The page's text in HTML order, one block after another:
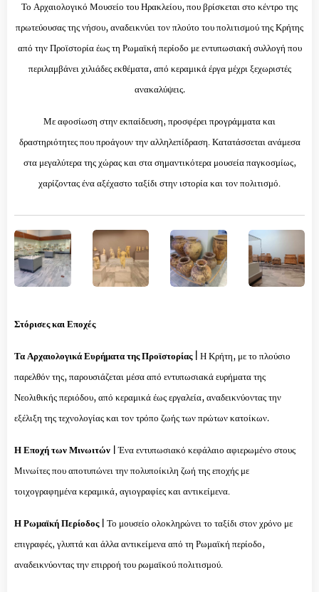
Το Αρχαιολογικό Μουσείο του Ηρακλείου, που βρίσκεται στο κέντρο της
πρωτεύουσας της νήσου, αναδεικνύει τον πλούτο του πολιτισμού της Κρήτης
από την Προϊστορία έως τη Ρωμαϊκή περίοδο με εντυπωσιακή συλλογή που
περιλαμβάνει χιλιάδες εκθέματα, από κεραμικά έργα μέχρι ξεχωριστές
ανακαλύψεις.
Με αφοσίωση στην εκπαίδευση, προσφέρει προγράμματα και
δραστηριότητες που προάγουν την αλληλεπίδραση. Κατατάσσεται ανάμεσα
στα μεγαλύτερα της χώρας και στα σημαντικότερα μουσεία παγκοσμίως,
χαρίζοντας ένα αξέχαστο ταξίδι στην ιστορία και τον πολιτισμό.
Στόρισες και Εποχές
Τα Αρχαιολογικά Ευρήματα της Προϊστορίας | Η Κρήτη, με το πλούσιο
παρελθόν της, παρουσιάζεται μέσα από εντυπωσιακά ευρήματα της
Νεολιθικής περιόδου, από κεραμικά έως εργαλεία, αναδεικνύοντας την
εξέλιξη της τεχνολογίας και τον τρόπο ζωής των πρώτων κατοίκων.
Η Εποχή των Μινωιτών |Ένα εντυπωσιακό κεφάλαιο αφιερωμένο στους
Μινωίτες που αποτυπώνει την πολυποίκιλη ζωή της εποχής με
τοιχογραφημένα κεραμικά, αγιογραφίες και αντικείμενα.
Η Ρωμαϊκή Περίοδος | Το μουσείο ολοκληρώνει το ταξίδι στον χρόνο με
επιγραφές, γλυπτά και άλλα αντικείμενα από τη Ρωμαϊκή περίοδο,
αναδεικνύοντας την επιρροή του ρωμαϊκού πολιτισμού.